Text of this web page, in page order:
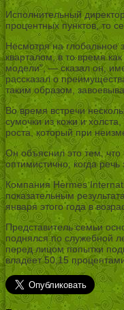
Исполнительный
процентных пунктов, то
Несмотря на
кварталом, в то время
модели”, — сказал он,
рассказал о
таким образом,
Во время встречи
сумочки из кожи и
роста, который при
Он объяснил это тем, что
оптимистично, когда
Компания Hermes
показательным
января этого года в
Представитель семьи
поднялся по служебной
перед лицом попытки
владеет 50,15